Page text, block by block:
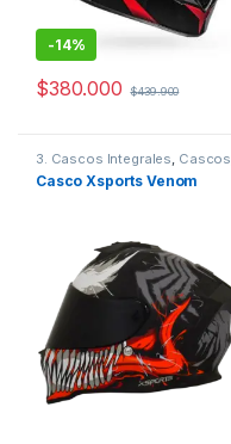
-14%
$380.000 $439.900
3. Cascos Integrales, Cascos
Xsports
Casco Xsports Venom